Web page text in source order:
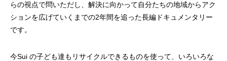
らの視点で問いただし、解決に向かって自分たちの地域からアク
ションを広げていくまでの2年間を追った長編ドキュメンタリー
です。
今Sui の子ども達もリサイクルできるものを使って、いろいろな